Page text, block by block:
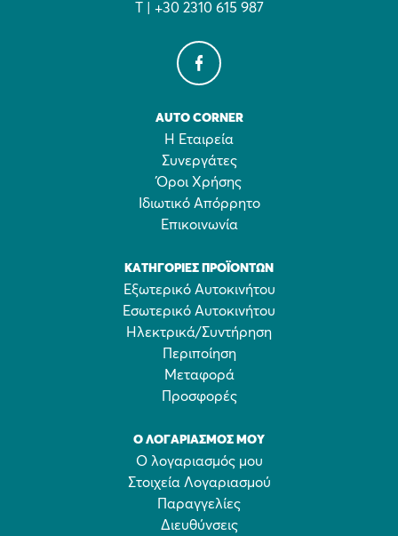
Τ | +30 2310 615 987
AUTO CORNER
Η Εταιρεία
Συνεργάτες
Όροι Χρήσης
Ιδιωτικό Απόρρητο
Επικοινωνία
ΚΑΤΗΓΟΡΊΕΣ ΠΡΟΪΌΝΤΩΝ
Εξωτερικό Αυτοκινήτου
Εσωτερικό Αυτοκινήτου
Ηλεκτρικά/Συντήρηση
Περιποίηση
Μεταφορά
Προσφορές
Ο ΛΟΓΑΡΙΑΣΜΌΣ ΜΟΥ
Ο λογαριασμός μου
Στοιχεία Λογαριασμού
Παραγγελίες
Διευθύνσεις